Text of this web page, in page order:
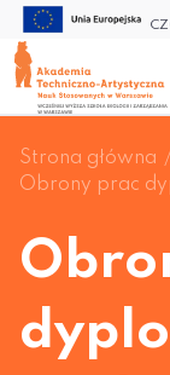
Strona główna
Obrony prac